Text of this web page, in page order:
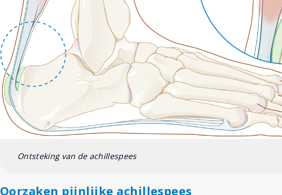
Ontsteking van de achillespees
Oorzaken pijnlijke achillespees